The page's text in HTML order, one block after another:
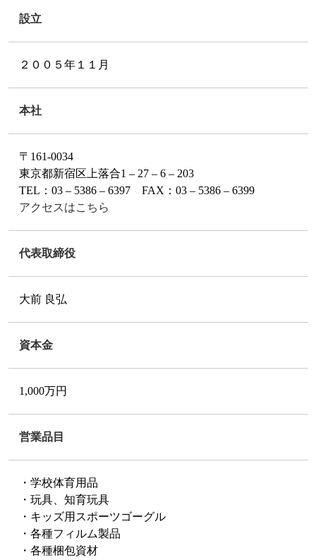
設立
２００５年１１月
本社
〒161-0034
東京都新宿区上落合1 – 27 – 6 – 203
TEL：03 – 5386 – 6397 FAX：03 – 5386 – 6399
アクセスはこちら
代表取締役
大前 良弘
資本金
1,000万円
営業品目
・学校体育用品
・玩具、知育玩具
・キッズ用スポーツゴーグル
・各種フィルム製品
・各種梱包資材